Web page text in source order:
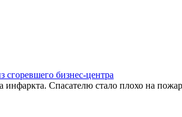
бизнес-центра
Спасателю стало плохо на